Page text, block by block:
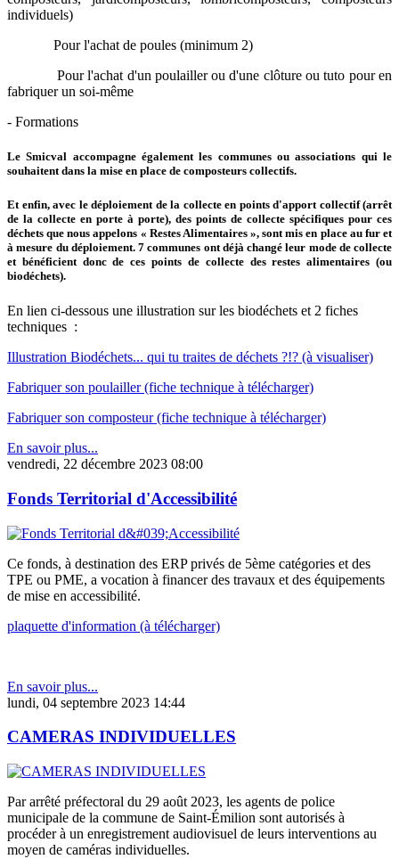
individuels)
Pour l'achat de poules (minimum 2)
Pour l'achat d'un poulailler ou d'une clôture ou tuto pour en
fabriquer un soi-même
- Formations
Le Smicval accompagne également les communes ou associations qui le
souhaitent dans la mise en place de composteurs collectifs.
Et enfin, avec le déploiement de la collecte en points d'apport collectif (arrêt
de la collecte en porte à porte), des points de collecte spécifiques pour ces
déchets que nous appelons « Restes Alimentaires », sont mis en place au fur et
à mesure du déploiement. 7 communes ont déjà changé leur mode de collecte
et bénéficient donc de ces points de collecte des restes alimentaires (ou
biodéchets).
En lien ci-dessous une illustration sur les biodéchets et 2 fiches
techniques :
Illustration Biodéchets... qui tu traites de déchets ?!? (à visualiser)
Fabriquer son poulailler (fiche technique à télécharger)
Fabriquer son composteur (fiche technique à télécharger)
En savoir plus...
vendredi, 22 décembre 2023 08:00
Fonds Territorial d'Accessibilité
Ce fonds, à destination des ERP privés de 5ème catégories et des
TPE ou PME, a vocation à financer des travaux et des équipements
de mise en accessibilité.
plaquette d'information (à télécharger)
En savoir plus...
lundi, 04 septembre 2023 14:44
CAMERAS INDIVIDUELLES
Par arrêté préfectoral du 29 août 2023, les agents de police
municipale de la commune de Saint-Émilion sont autorisés à
procéder à un enregistrement audiovisuel de leurs interventions au
moyen de caméras individuelles.